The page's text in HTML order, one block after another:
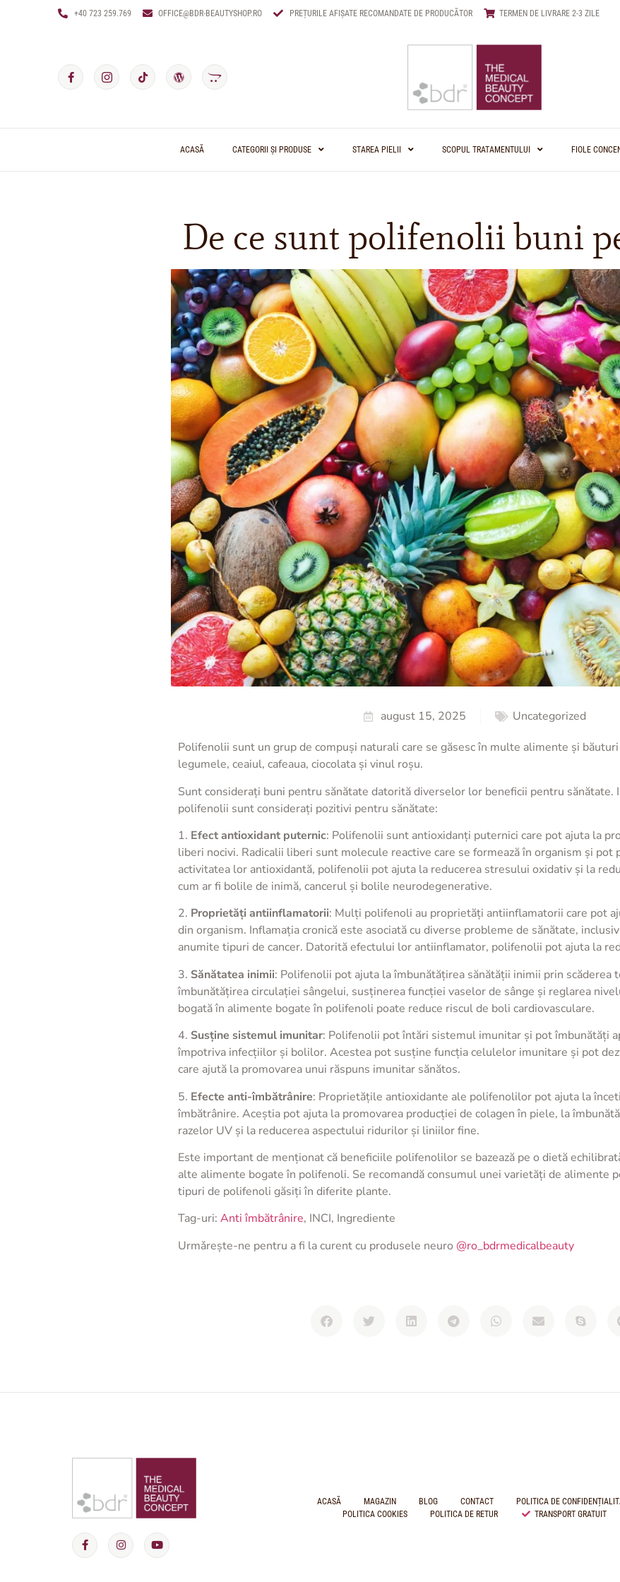
+40 723 259.769 OFFICE@BDR-BEAUTYSHOP.RO PREȚURILE AFIȘATE RECOMANDATE DE PRODUCĂTOR TERMEN DE LIVRARE 2-3 ZILE
ACASĂ CATEGORII ȘI PRODUSE STAREA PIELII SCOPUL TRATAMENTULUI FIOLE
De ce sunt polifenolii buni
august 15, 2025
Uncategorized
Polifenolii sunt un grup de compuși naturali care se găsesc în multe alimente și
legumele, ceaiul, cafeaua, ciocolata și vinul roșu.
Sunt considerați buni pentru sănătate datorită diverselor lor beneficii pentru sănătate.
polifenolii sunt considerați pozitivi pentru sănătate:
1. Efect antioxidant puternic: Polifenolii sunt antioxidanți puternici care pot ajuta la
liberi nocivi. Radicalii liberi sunt molecule reactive care se formează în organism și pot
activitatea lor antioxidantă, polifenolii pot ajuta la reducerea stresului oxidativ și la
cum ar fi bolile de inimă, cancerul și bolile neurodegenerative.
2. Proprietăți antiinflamatorii: Mulți polifenoli au proprietăți antiinflamatorii care pot
din organism. Inflamația cronică este asociată cu diverse probleme de sănătate,
anumite tipuri de cancer. Datorită efectului lor antiinflamator, polifenolii pot ajuta la
3. Sănătatea inimii: Polifenolii pot ajuta la îmbunătățirea sănătății inimii prin scăderea
îmbunătățirea circulației sângelui, susținerea funcției vaselor de sânge și reglarea
bogată în alimente bogate în polifenoli poate reduce riscul de boli cardiovasculare.
4. Susține sistemul imunitar: Polifenolii pot întări sistemul imunitar și pot îmbunătăți
împotriva infecțiilor și bolilor. Acestea pot susține funcția celulelor imunitare și pot
care ajută la promovarea unui răspuns imunitar sănătos.
5. Efecte anti-îmbătrânire: Proprietățile antioxidante ale polifenolilor pot ajuta la
îmbătrânire. Aceștia pot ajuta la promovarea producției de colagen în piele, la
razelor UV și la reducerea aspectului ridurilor și liniilor fine.
Este important de menționat că beneficiile polifenolilor se bazează pe o dietă
alte alimente bogate în polifenoli. Se recomandă consumul unei varietăți de alimente
tipuri de polifenoli găsiți în diferite plante.
Tag-uri: Anti îmbătrânire, INCI, Ingrediente
Urmǎreşte-ne pentru a fi la curent cu produsele neuro @ro_bdrmedicalbeauty
ACASĂ MAGAZIN BLOG CONTACT
POLITICA DE
POLITICA COOKIES
POLITICA DE RETUR TRANSPORT GRATUIT